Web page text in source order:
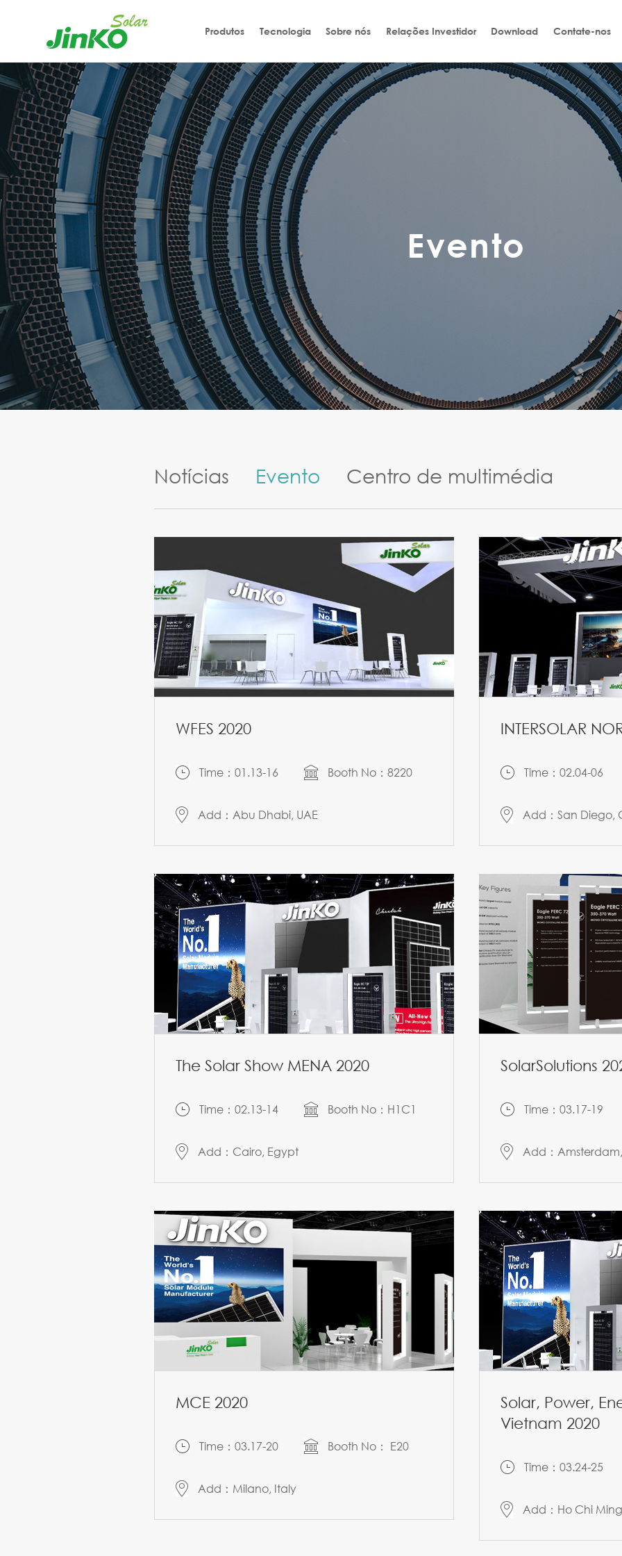
Produtos Tecnologia Sobre nós Relações Investidor Download Contate-nos
Evento
Notícias Evento Centro de multimédia
WFES 2020
Time：01.13-16 Booth No：8220
Add：Abu Dhabi, UAE
INTERSOLAR
Time：02.04-06
Add：San Diego,
The Solar Show MENA 2020
Time：02.13-14 Booth No：H1C1
Add：Cairo, Egypt
SolarSolutions
Time：03.17-19
Add：
MCE 2020
Time：03.17-20 Booth No： E20
Add：Milano, Italy
Solar, Power,
Vietnam 2020
Time：03.24-25
Add：Ho Chi